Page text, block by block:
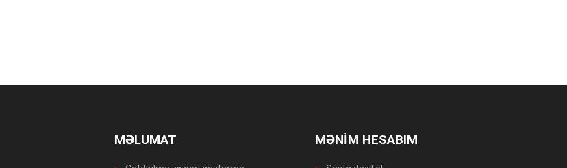
MƏLUMAT MƏNİM HESABIM